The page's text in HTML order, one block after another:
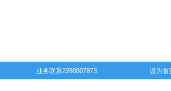
业务联系2280807873 设为首